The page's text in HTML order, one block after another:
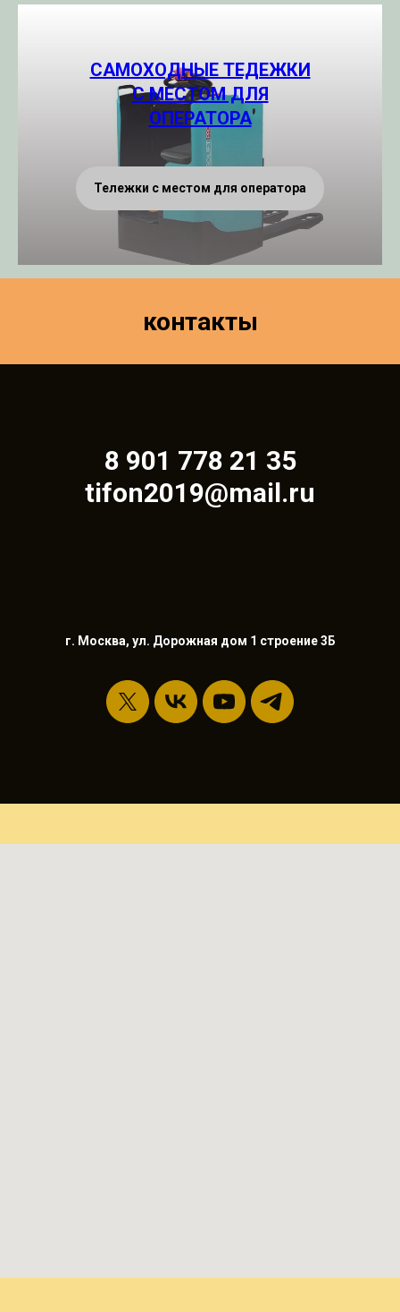
САМОХОДНЫЕ ТЕДЕЖКИ
С МЕСТОМ ДЛЯ
ОПЕРАТОРА
Тележки с местом для оператора
контакты
8 901 778 21 35
tifon2019@mail.ru
г. Москва, ул. Дорожная дом 1 строение 3Б